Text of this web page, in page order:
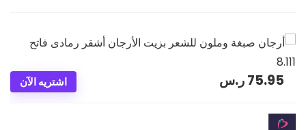
اشتريه الآن 75.95ر.س